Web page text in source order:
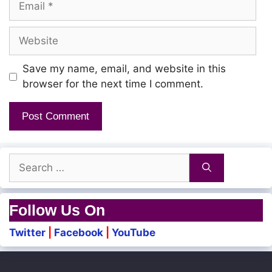
Endrumae nee thaanaa nee thaanaa
Hasili fisiliye rasamali
Un sirippilum sirippilum kathakali
En ilamaiyum ilamaiyum panithuli
Enakkum unakkuma idaiveli
Nee iravilum iravilum imaivasi
Nee pagalilum pagalilum nadunisi
Puthurusi
Website
Save my name, email, and website in this
browser for the next time I comment.
Search
for:
Follow Us On
Twitter Facebook YouTube